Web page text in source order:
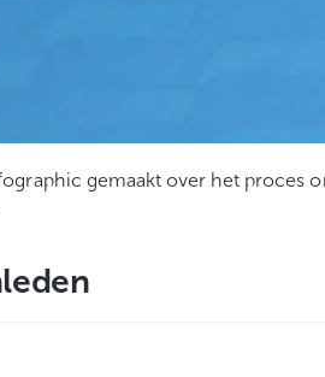
gemaakt over het proces